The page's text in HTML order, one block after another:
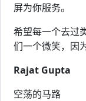
屏为你服务。
希望每一个去过
们一个微笑，因
Rajat Gupta
空荡的马路